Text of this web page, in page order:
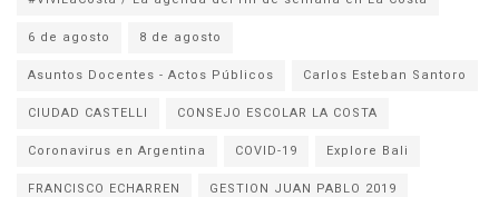
6 de agosto
8 de agosto
Asuntos Docentes - Actos Públicos
Carlos Esteban Santoro
CIUDAD CASTELLI
CONSEJO ESCOLAR LA COSTA
Coronavirus en Argentina
COVID-19
Explore Bali
FRANCISCO ECHARREN
GESTION JUAN PABLO 2019